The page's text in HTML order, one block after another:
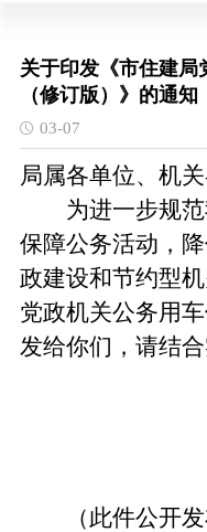
关于印发《市住建局
（修订版）》的通知
03-07
局属各单位、机关
为进一步规范
保障公务活动，
政建设和节约型
党政机关公务用
发给你们，请结
（此件公开发